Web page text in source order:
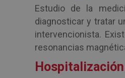
Estudio de la
diagnosticar y tratar
intervencionista.
resonancias
Hospitalización